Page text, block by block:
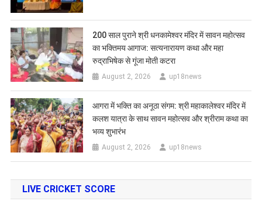
200 साल पुराने श्री धनकामेश्वर मंदिर में सावन महोत्सव
का भक्तिमय आगाज: सत्यनारायण कथा और महा
रुद्राभिषेक से गूंजा मोती कटरा
August 2, 2026 up18news
आगरा में भक्ति का अनूठा संगम: श्री महाकालेश्वर मंदिर में
कलश यात्रा के साथ सावन महोत्सव और श्रीराम कथा का
भव्य शुभारंभ
August 2, 2026 up18news
LIVE CRICKET SCORE